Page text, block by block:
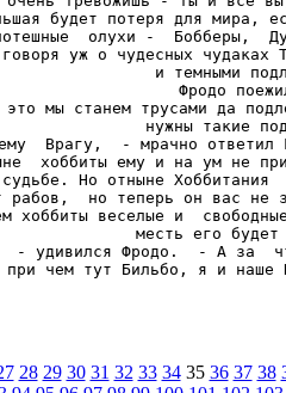
будет потеря для мира,
олухи -  Бобберы,
уж о чудесных чудаках
и темными
Фродо
мы станем трусами да
нужны такие
Врагу,  - мрачно
хоббиты ему и на ум не
судьбе. Но отныне
рабов,  но теперь он вас не
хоббиты веселые и
месть его будет
- удивился Фродо.  - А за
при чем тут Бильбо, я и наше
28 29 30 31 32 33 3435 36 37 38